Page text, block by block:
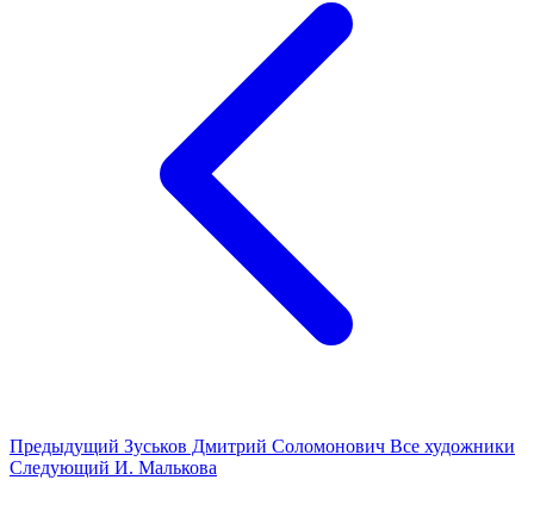
Предыдущий Зуськов Дмитрий Соломонович Все художники
Следующий И. Малькова